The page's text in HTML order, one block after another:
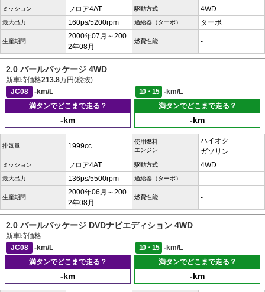
ミッション フロア4AT 駆動方式 4WD
最大出力 160ps/5200rpm 過給器（ターボ） ターボ
生産期間
2000年07月～200
2年08月
燃費性能 -
2.0 パールパッケージ 4WD
新車時価格213.8万円(税抜)
JC08
-km/L 10・15
-km/L
満タンでどこまで走る？
-km
満タンでどこまで走る？
-km
排気量 1999cc
使用燃料
エンジン
ハイオク
ガソリン
ミッション フロア4AT 駆動方式 4WD
最大出力 136ps/5500rpm 過給器（ターボ） -
生産期間
2000年06月～200
2年08月
燃費性能 -
2.0 パールパッケージ DVDナビエディション 4WD
新車時価格---
JC08
-km/L 10・15
-km/L
満タンでどこまで走る？
-km
満タンでどこまで走る？
-km